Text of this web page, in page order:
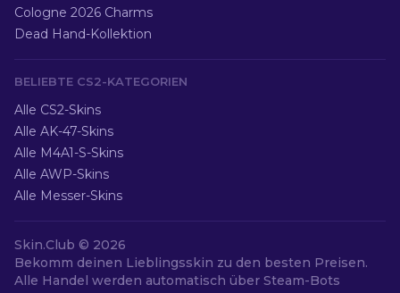
Cologne 2026 Charms
Dead Hand-Kollektion
BELIEBTE CS2-KATEGORIEN
Alle CS2-Skins
Alle AK-47-Skins
Alle M4A1-S-Skins
Alle AWP-Skins
Alle Messer-Skins
Skin.Club © 2026
Bekomm deinen Lieblingsskin zu den besten Preisen.
Alle Handel werden automatisch über Steam-Bots